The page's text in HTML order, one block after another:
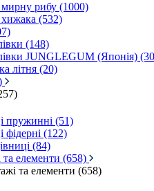
рибу (1000)
(532)
(148)
JUNGLEGUM (Японія)
літня (20)
пружинні (51)
фідерні (122)
(84)
та елементи (658)
та елементи (658)